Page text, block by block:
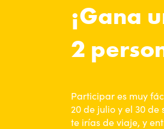
¡Gana
2
Participar es muy
20 de julio y el 30
te irías de viaje, y